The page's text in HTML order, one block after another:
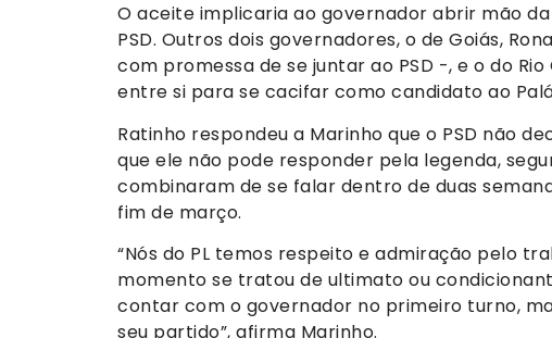
O aceite implicaria ao governador abrir mão
PSD. Outros dois governadores, o de Goiás,
com promessa de se juntar ao PSD -, e o do
entre si para se cacifar como candidato ao
Ratinho respondeu a Marinho que o PSD não
que ele não pode responder pela legenda,
combinaram de se falar dentro de duas
fim de março.
“Nós do PL temos respeito e admiração pelo
momento se tratou de ultimato ou
contar com o governador no primeiro turno,
seu partido”, afirma Marinho.